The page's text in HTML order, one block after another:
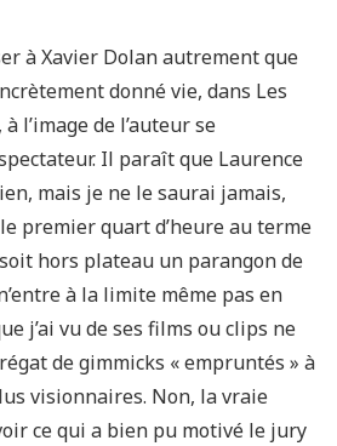
à Xavier Dolan autrement que
donné vie, dans Les
l’image de l’auteur se
Il paraît que Laurence
mais je ne le saurai jamais,
premier quart d’heure au terme
hors plateau un parangon de
à la limite même pas en
j’ai vu de ses films ou clips ne
de gimmicks « empruntés » à
visionnaires. Non, la vraie
ce qui a bien pu motivé le jury